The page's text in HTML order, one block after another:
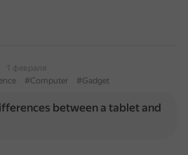
1 февраля
#Computer #Gadget
between a tablet and